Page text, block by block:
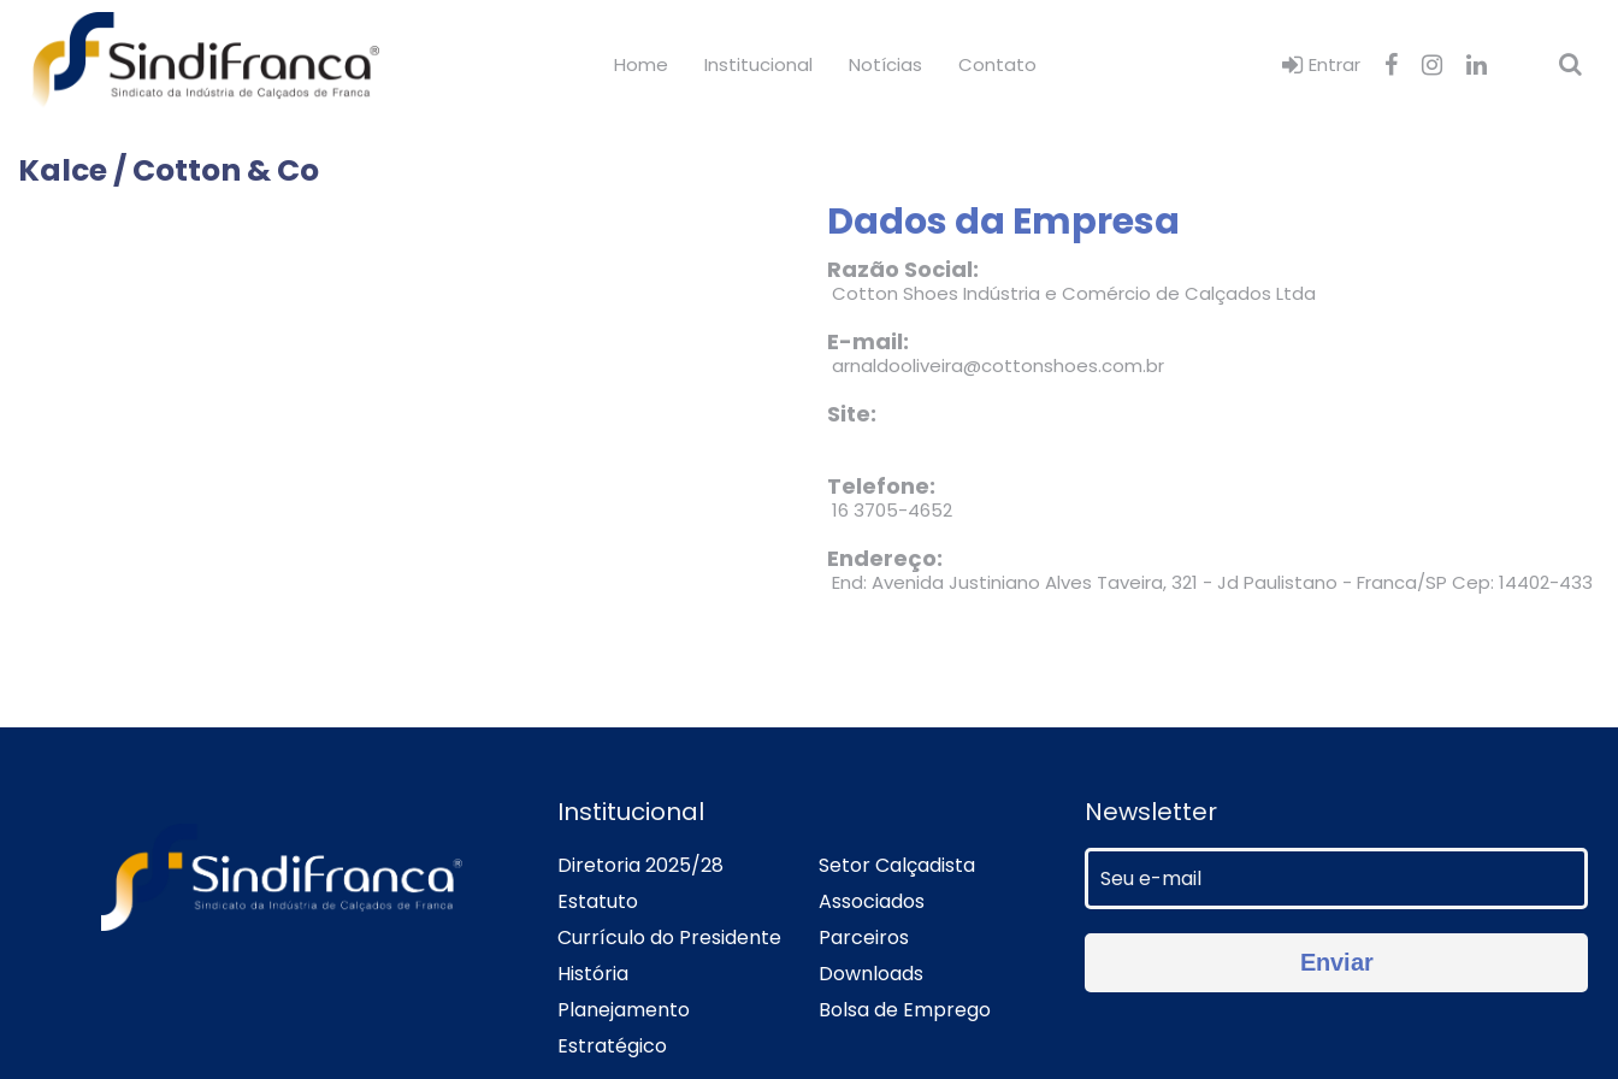
Home Institucional Notícias Contato Entrar
Kalce / Cotton & Co
Dados da Empresa
Razão Social:
Cotton Shoes Indústria e Comércio de Calçados Ltda
E-mail:
arnaldooliveira@cottonshoes.com.br
Site:
Telefone:
16 3705-4652
Endereço:
End: Avenida Justiniano Alves Taveira, 321 - Jd Paulistano - Franca/SP Cep: 14402-433
Institucional
Diretoria 2025/28
Estatuto
Currículo do Presidente
História
Planejamento
Estratégico
Setor Calçadista
Associados
Parceiros
Downloads
Bolsa de Emprego
Newsletter